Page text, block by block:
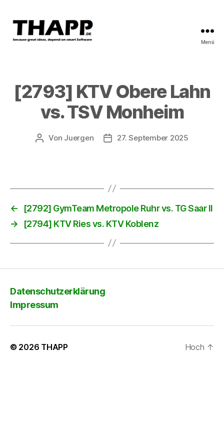
Menü
[2793] KTV Obere Lahn
vs. TSV Monheim
Beitragsautor
Von Juergen Beitragsdatum
27. September 2025
←
[2792] GymTeam Metropole Ruhr vs. TG Saar II
→
[2794] KTV Ries vs. KTV Koblenz
Datenschutzerklärung
Impressum
© 2026 THAPP Hoch ↑